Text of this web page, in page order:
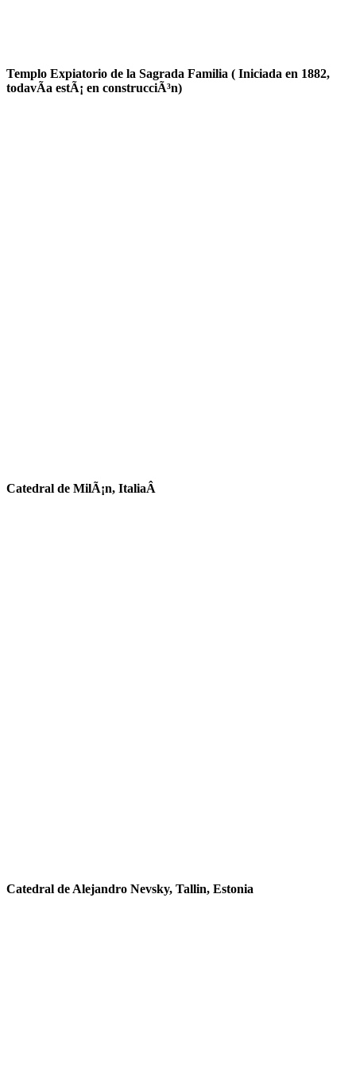
Templo Expiatorio de la Sagrada Familia ( Iniciada en 1882,
todavÃ­a estÃ¡ en construcciÃ³n)
Catedral de MilÃ¡n, ItaliaÂ
Catedral de Alejandro Nevsky, Tallin, Estonia